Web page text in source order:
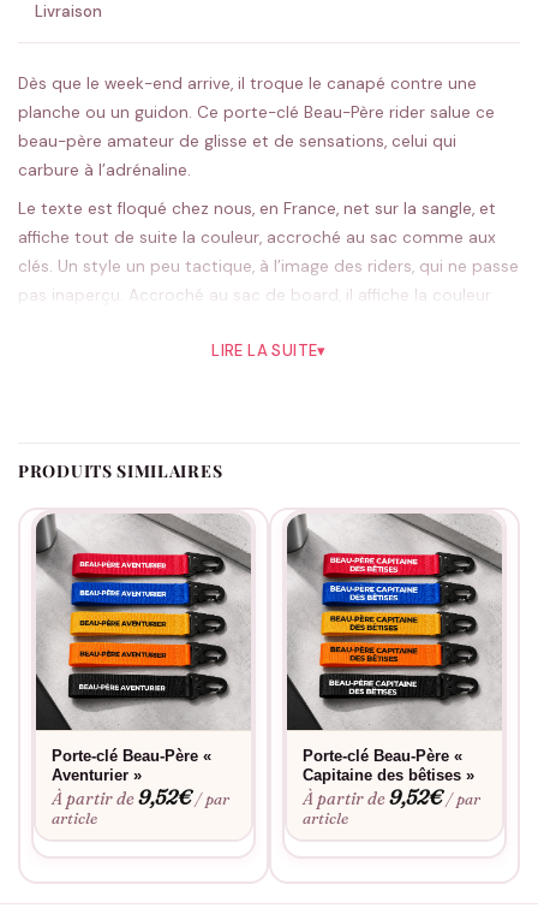
Livraison
Dès que le week-end arrive, il troque le canapé contre une
planche ou un guidon. Ce porte-clé Beau-Père rider salue ce
beau-père amateur de glisse et de sensations, celui qui
carbure à l’adrénaline.
Le texte est floqué chez nous, en France, net sur la sangle, et
affiche tout de suite la couleur, accroché au sac comme aux
clés. Un style un peu tactique, à l’image des riders, qui ne passe
pas inaperçu. Accroché au sac de board, il affiche la couleur
Le noir, sobre et affirmé, reste le préféré des riders, le rouge ou
pèret’attendent.
LIRE LA SUITE▾
PRODUITS SIMILAIRES
Porte-clé Beau-Père «
Aventurier »
À partir de9,52€ / par
article
Porte-clé Beau-Père «
Capitaine des bêtises »
À partir de9,52€ / par
article